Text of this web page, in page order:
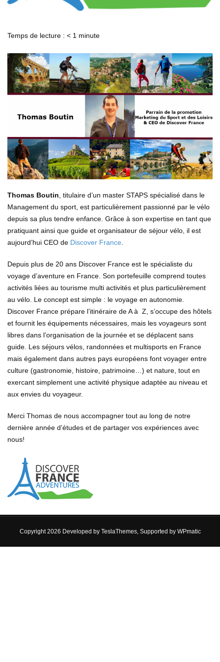
Temps de lecture : < 1 minute
Thomas Boutin , titulaire d’un master STAPS spécialisé dans le
Management du sport, est particulièrement passionné par le vélo
depuis sa plus tendre enfance. Grâce à son expertise en tant que
pratiquant ainsi que guide et organisateur de séjour vélo, il est
aujourd’hui CEO de Discover France
Depuis plus de 20 ans Discover France est le spécialiste du
voyage d’aventure en France. Son portefeuille comprend toutes
activités liées au tourisme multi activités et plus particulièrement
au vélo. Le concept est simple : le voyage en autonomie.
Discover France prépare l’itinéraire de A à Z, s’occupe des hôtels
et fournit les équipements nécessaires, mais les voyageurs sont
libres dans l’organisation de la journée et se déplacent sans
guide. Les séjours vélos, randonnées et multisports en France
mais également dans autres pays européens font voyager entre
culture (gastronomie, histoire, patrimoine…) et nature, tout en
exercant simplement une activité physique adaptée au niveau et
aux envies du voyageur.
Merci Thomas de nous accompagner tout au long de notre
dernière année d’études et de partager vos expériences avec
nous!
Copyright 2026 Developed by TeslaThemes, Supported by WPmatic